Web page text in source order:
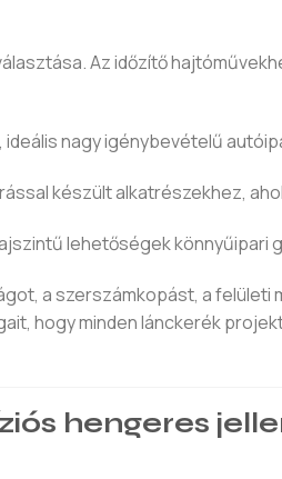
Az időzítő
nagy igénybevételű
készült alkatrészekhez,
lehetőségek könnyűipari
a szerszámkopást, a felületi
hogy minden lánckerék
hengeres